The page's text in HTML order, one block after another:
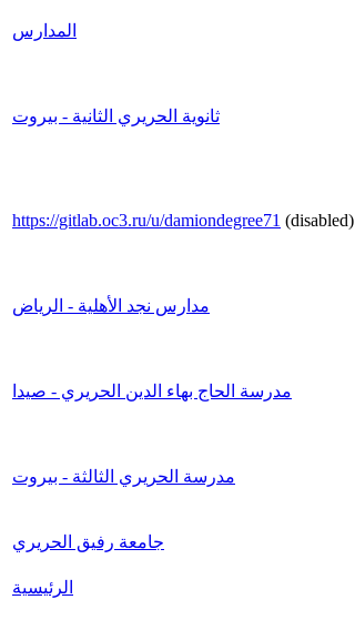
المدارس
ثانوية الحريري الثانية - بيروت
https://gitlab.oc3.ru/u/damiondegree71 (disabled)
مدارس نجد الأهلية - الرياض
مدرسة الحاج بهاء الدين الحريري - صيدا
مدرسة الحريري الثالثة - بيروت
جامعة رفيق الحريري
الرئيسية